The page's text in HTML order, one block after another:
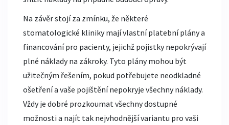
Na závěr stojí za zmínku, že některé
stomatologické kliniky mají vlastní platební plány a
financování pro pacienty, jejichž pojistky nepokrývají
plné náklady na zákroky. Tyto plány mohou být
užitečným řešením, pokud potřebujete neodkladné
ošetření a vaše pojištění nepokryje všechny náklady.
Vždy je dobré prozkoumat všechny dostupné
možnosti a najít tak nejvhodnější variantu pro vaši